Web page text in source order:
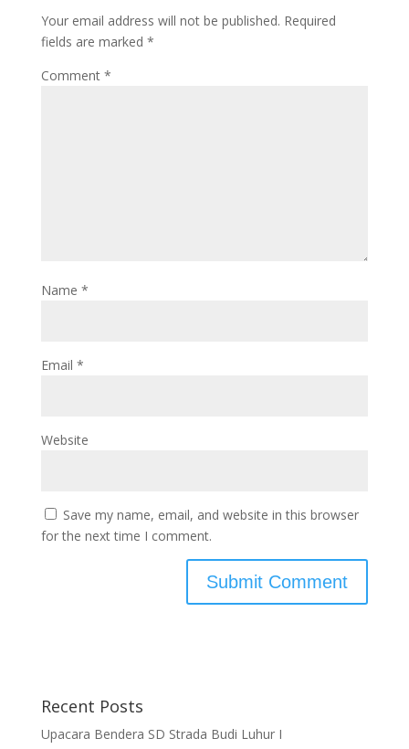
koe
Your email address will not be published. Required
fields are marked *
Comment *
Name *
Email *
Website
Save my name, email, and website in this browser
for the next time I comment.
Recent Posts
Upacara Bendera SD Strada Budi Luhur I